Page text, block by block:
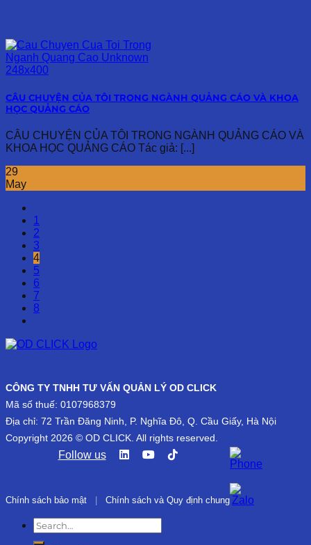
CÂU CHUYỆN CỦA TÔI TRONG NGÀNH QUẢNG CÁO VÀ KHOA
HỌC QUẢNG CÁO
CÂU CHUYỆN CỦA TÔI TRONG NGÀNH QUẢNG CÁO VÀ
KHOA HỌC QUẢNG CÁO Tác giả: [...]
29
May
1
2
3
4
5
6
7
8
CÔNG TY TNHH TƯ VẤN QUẢN LÝ OD CLICK
Mã số thuế: 0107968379
Địa chỉ: 72 Trần Đăng Ninh, P. Nghĩa Đô, Q. Cầu Giấy, Hà Nội
Copyright 2026 © OD CLICK. All rights reserved.
Follow us
Chính sách bảo mật Chính sách và Quy định chung